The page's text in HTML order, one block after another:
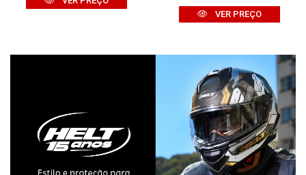
VER PREÇO